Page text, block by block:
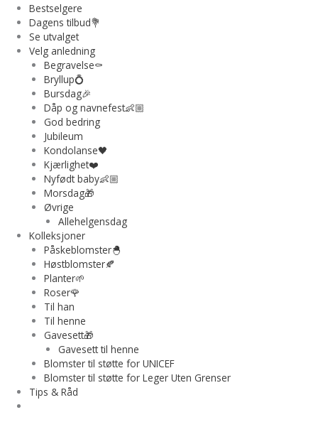
Bestselgere
Dagens tilbud💐
Se utvalget
Velg anledning
Begravelse⚰️
Bryllup💍
Bursdag🎉
Dåp og navnefest👶🏼
God bedring
Jubileum
Kondolanse🖤
Kjærlighet❤️
Nyfødt baby👶🏼
Morsdag🎁
Øvrige
Allehelgensdag
Kolleksjoner
Påskeblomster🐣
Høstblomster🍂
Planter🌱
Roser🌹
Til han
Til henne
Gavesett🎁
Gavesett til henne
Blomster til støtte for UNICEF
Blomster til støtte for Leger Uten Grenser
Tips & Råd